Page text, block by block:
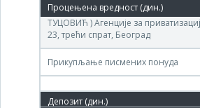
(ДП Прва српска фабрика шећера
ТУЦОВИЋ ) Агенције за
23, трећи спрат, Београд
Прикупљање писмених понуда